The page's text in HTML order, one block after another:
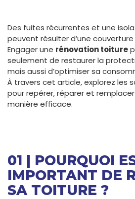
Des fuites récurrentes et une
peuvent résulter d’une
Engager une rénovation toiture
seulement de restaurer la
mais aussi d’optimiser sa
À travers cet article, explorez les
pour repérer, réparer et
manière efficace.
01 | POURQUOI
IMPORTANT DE
SA TOITURE ?